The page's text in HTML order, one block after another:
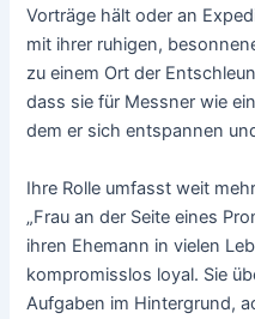
Vorträge hält oder an
mit ihrer ruhigen,
zu einem Ort der
dass sie für Messner wie
dem er sich entspannen
Ihre Rolle umfasst weit
„Frau an der Seite eines
ihren Ehemann in vielen
kompromisslos loyal. Sie
Aufgaben im Hintergrund,